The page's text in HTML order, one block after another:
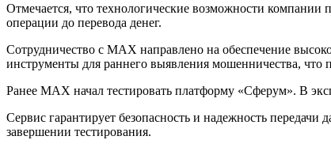
Отмечается, что технологические возможности
операции до перевода денег.
Сотрудничество с MAX направлено на обеспечение
инструменты для раннего выявления мошенничества, что
Ранее MAX начал тестировать платформу «Сферум». В
Сервис гарантирует безопасность и надежность передачи
завершении тестирования.